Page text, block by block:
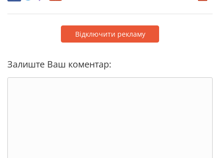
Відключити рекламу
Залиште Ваш коментар: